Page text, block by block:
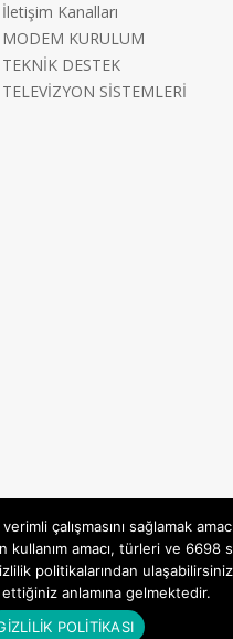
İletişim Kanalları
MODEM KURULUM
TEKNİK DESTEK
TELEVİZYON SİSTEMLERİ
Magazine Hoot. Powered by
çalışmasını sağlamak
amacı, türleri ve 6698
politikalarından
ettiğiniz anlamına gelmektedir.
POLİTİKASI